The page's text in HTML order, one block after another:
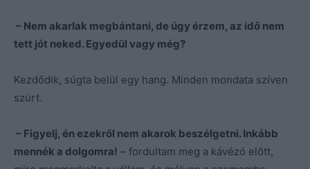
– Nem akarlak megbántani, de úgy érzem, az idő nem
tett jót neked. Egyedül vagy még?
Kezdődik, súgta belül egy hang. Minden mondata szíven
szúrt.
– Figyelj, én ezekről nem akarok beszélgetni. Inkább
mennék a dolgomra! – fordultam meg a kávézó előtt,